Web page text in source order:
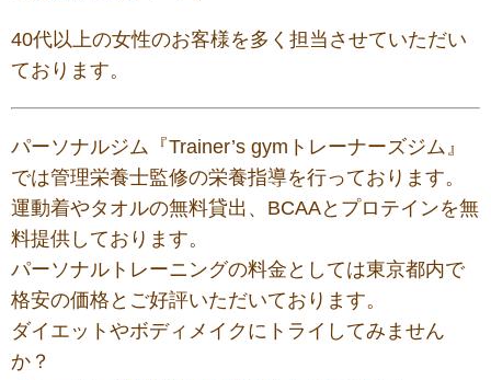
40代以上の女性のお客様を多く担当させていただい
ております。
パーソナルジム『Trainer’s gymトレーナーズジム』
では管理栄養士監修の栄養指導を行っております。
運動着やタオルの無料貸出、BCAAとプロテインを無
料提供しております。
パーソナルトレーニングの料金としては東京都内で
格安の価格とご好評いただいております。
ダイエットやボディメイクにトライしてみません
か？